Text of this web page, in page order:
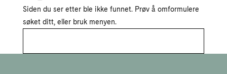
Siden du ser etter ble ikke funnet. Prøv å omformulere
søket ditt, eller bruk menyen.